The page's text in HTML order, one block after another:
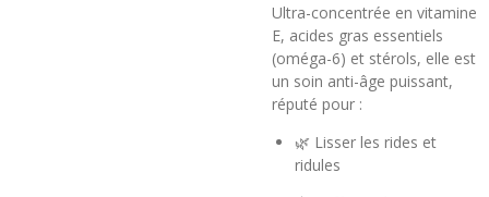
Ultra-concentrée en vitamine
E, acides gras essentiels
(oméga-6) et stérols, elle est
un soin anti-âge puissant,
réputé pour :
🌿 Lisser les rides et
ridules